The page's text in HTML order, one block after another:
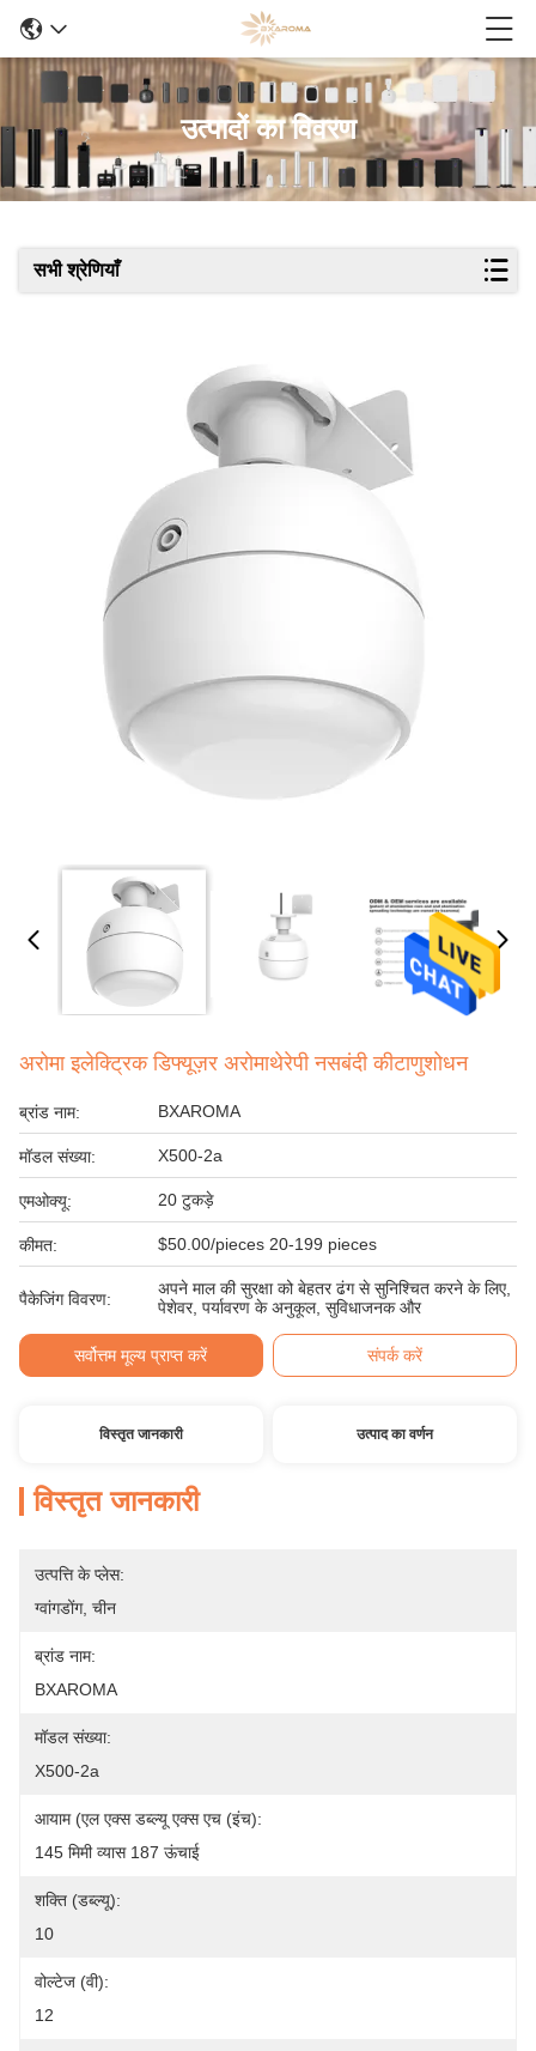
उत्पादों का विवरण
सभी श्रेणियाँ
अरोमा इलेक्ट्रिक डिफ्यूज़र अरोमाथेरेपी नसबंदी कीटाणुशोधन
ब्रांड नाम: BXAROMA
मॉडल संख्या: X500-2a
एमओक्यू: 20 टुकड़े
कीमत: $50.00/pieces 20-199 pieces
पैकेजिंग विवरण:
अपने माल की सुरक्षा को बेहतर ढंग से सुनिश्चित करने के लिए,
पेशेवर, पर्यावरण के अनुकूल, सुविधाजनक और
सर्वोत्तम मूल्य प्राप्त करें संपर्क करें
विस्तृत जानकारी उत्पाद का वर्णन
विस्तृत जानकारी
उत्पत्ति के प्लेस:
ग्वांगडोंग, चीन
ब्रांड नाम:
BXAROMA
मॉडल संख्या:
X500-2a
आयाम (एल एक्स डब्ल्यू एक्स एच (इंच):
145 मिमी व्यास 187 ऊंचाई
शक्ति (डब्ल्यू):
10
वोल्टेज (वी):
12